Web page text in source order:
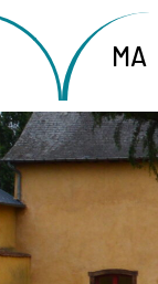
MA